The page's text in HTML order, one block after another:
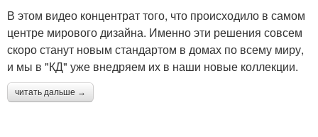
В этом видео концентрат того, что происходило в самом
центре мирового дизайна. Именно эти решения совсем
скоро станут новым стандартом в домах по всему миру,
и мы в "КД" уже внедряем их в наши новые коллекции.
читать дальше →